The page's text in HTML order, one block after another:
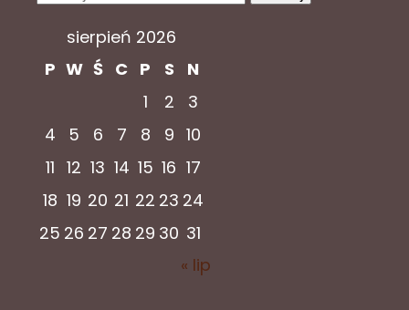
sierpień 2026
P W Ś C P S
N
1
2
3
4
5 6 7 8 9 10
11 12 13 14 15 16 17
18 19 20 21 22 23 24
25 26 27 28 29 30 31
« lip